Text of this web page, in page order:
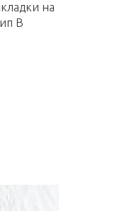
на
B